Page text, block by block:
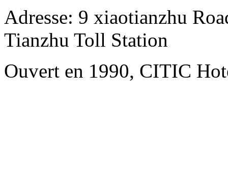
Adresse: 9 xiaotianzhu
Tianzhu Toll Station
Ouvert en 1990, CITIC